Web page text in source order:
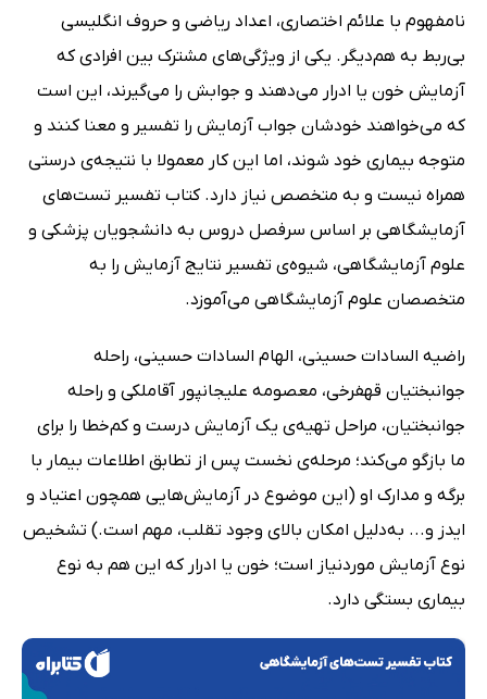
نامفهوم با علائم اختصاری، اعداد ریاضی و حروف انگلیسی
بی‌ربط به هم‌دیگر. یکی از ویژگی‌های مشترک بین افرادی که
آزمایش خون یا ادرار می‌دهند و جوابش را می‌گیرند، این است
که می‌خواهند خودشان جواب آزمایش را تفسیر و معنا کنند و
متوجه بیماری خود شوند، اما این کار معمولا با نتیجه‌ی درستی
همراه نیست و به متخصص نیاز دارد. کتاب تفسیر تست‌های
آزمایشگاهی بر اساس سرفصل دروس به دانشجویان پزشکی و
علوم آزمایشگاهی، شیوه‌ی تفسیر نتایج آزمایش را به
متخصصان علوم آزمایشگاهی می‌آموزد.
راضیه السادات حسینی، الهام السادات حسینی، راحله
جوانبختیان قهفرخی، معصومه علیجانپور آقاملکی و راحله
جوانبختیان، مراحل تهیه‌ی یک آزمایش درست و کم‌خطا را برای
ما بازگو می‌کند؛ مرحله‌ی نخست پس از تطابق اطلاعات بیمار با
برگه و مدارک او (این موضوع در آزمایش‌هایی همچون اعتیاد و
ایدز و... به‌دلیل امکان بالای وجود تقلب، مهم است.) تشخیص
نوع آزمایش موردنیاز است؛ خون یا ادرار که این هم به نوع
بیماری بستگی دارد.